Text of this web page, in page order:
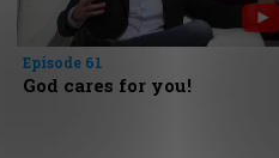
Episode 61
God cares for you!